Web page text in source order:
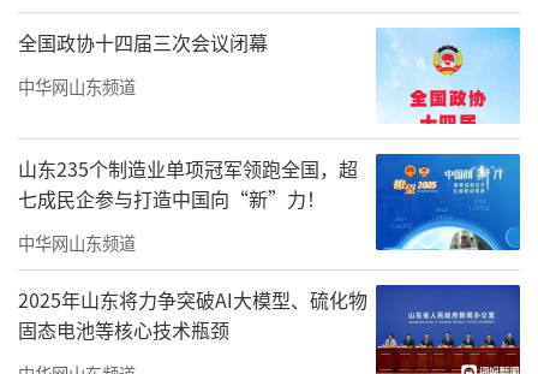
研讨会专题报告环节精彩纷呈，山东省内
外专家学者从理论研究、历史解读、实践探索
多维度带来高水准学术分享。徐光寿、李钢、
季彩凤、孙建业等专家，分别围绕伟大建党精
全国政协十四届三次会议闭幕
中华网山东频道
山东235个制造业单项冠军领跑全国，超
七成民企参与打造中国向“新”力！
中华网山东频道
2025年山东将力争突破AI大模型、硫化物
固态电池等核心技术瓶颈